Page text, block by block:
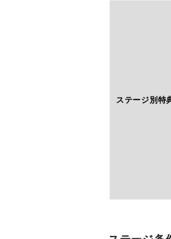
ステージ別特